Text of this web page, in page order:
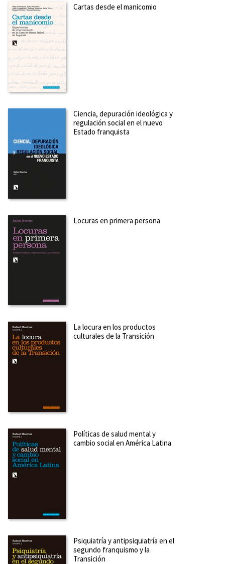
Cartas desde el manicomio
Ciencia, depuración ideológica y
regulación social en el nuevo
Estado franquista
Locuras en primera persona
La locura en los productos
culturales de la Transición
Políticas de salud mental y
cambio social en América Latina
Psiquiatría y antipsiquiatría en el
segundo franquismo y la
Transición